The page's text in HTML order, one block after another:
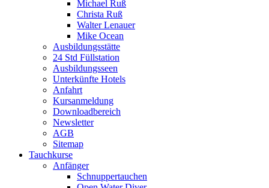
Michael Ruß
Christa Ruß
Walter Lenauer
Mike Ocean
Ausbildungsstätte
24 Std Füllstation
Ausbildungsseen
Unterkünfte Hotels
Anfahrt
Kursanmeldung
Downloadbereich
Newsletter
AGB
Sitemap
Tauchkurse
Anfänger
Schnuppertauchen